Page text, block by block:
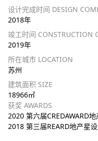
设计完成时间 DESIGN
2018年
竣工时间 CONSTRUCTION
2019年
所在城市 LOCATION
苏州
建筑面积 SIZE
18966㎡
获奖 AWARDS
2020 第六届CREDAWARD
2018 第三届REARD地产星